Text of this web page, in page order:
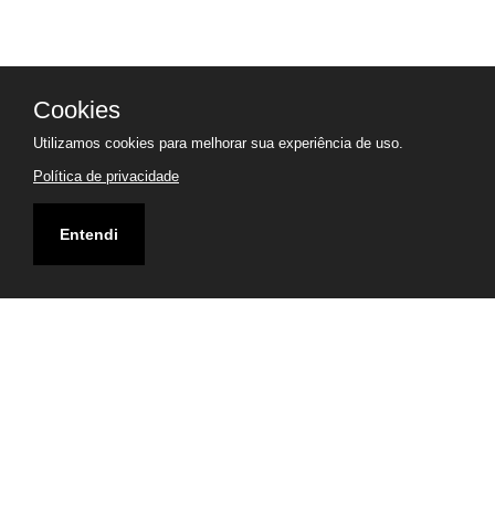
Cookies
Utilizamos cookies para melhorar sua experiência de uso.
Política de privacidade
Entendi